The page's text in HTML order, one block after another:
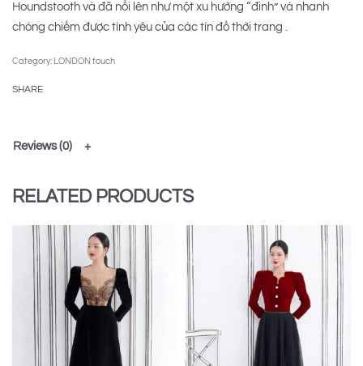
Houndstooth và đã nổi lên như một xu hướng “đinh” và nhanh
chóng chiếm được tình yêu của các tín đồ thời trang .
Category: LONDON touch
SHARE
Reviews (0)
RELATED PRODUCTS